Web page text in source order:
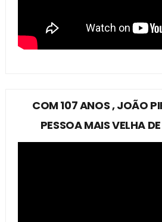
COM 107 ANOS , JOÃO
PESSOA MAIS VELHA